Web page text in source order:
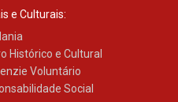
do
visita de
em
tecidos
e Culturais:
Histórico e Cultural
Voluntário
Social